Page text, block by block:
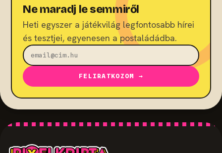
Ne maradj le semmiről
Heti egyszer a játékvilág legfontosabb hírei
és tesztjei, egyenesen a postaládádba.
FELIRATKOZOM →